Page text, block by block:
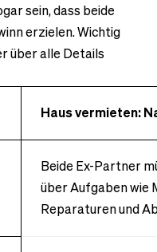
sein, dass beide
erzielen. Wichtig
über alle Details
Haus vermieten:
Beide Ex-Partner
über Aufgaben wie
Reparaturen und